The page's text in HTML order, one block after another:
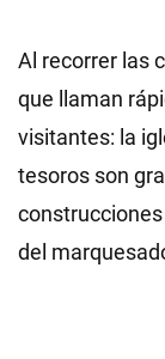
Al recorrer las
que llaman
visitantes: la
tesoros son
del